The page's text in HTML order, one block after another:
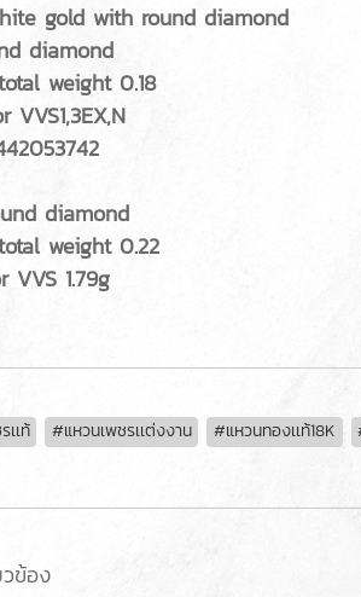
gold with round diamond
diamond
weight 0.18
VVS1,3EX,N
diamond
weight 0.22
VVS 1.79g
เท้ #แหวนเพชรเเต่งงาน #แหวนทองเเท้18K
ข้อง